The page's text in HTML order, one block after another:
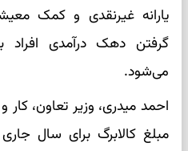
یارانه غیرنقدی و کمک
گرفتن دهک درآمدی افراد
می‌شود.
احمد میدری، وزیر تعاون، کار
مبلغ کالابرگ برای سال